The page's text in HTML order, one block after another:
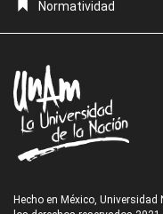
Normatividad
Hecho en México,